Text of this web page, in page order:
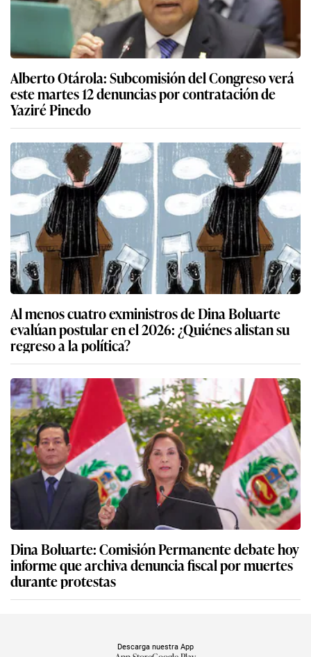
Alberto Otárola: Subcomisión del Congreso verá
este martes 12 denuncias por contratación de
Yaziré Pinedo
Al menos cuatro exministros de Dina Boluarte
evalúan postular en el 2026: ¿Quiénes alistan su
regreso a la política?
Dina Boluarte: Comisión Permanente debate hoy
informe que archiva denuncia fiscal por muertes
durante protestas
Descarga nuestra App